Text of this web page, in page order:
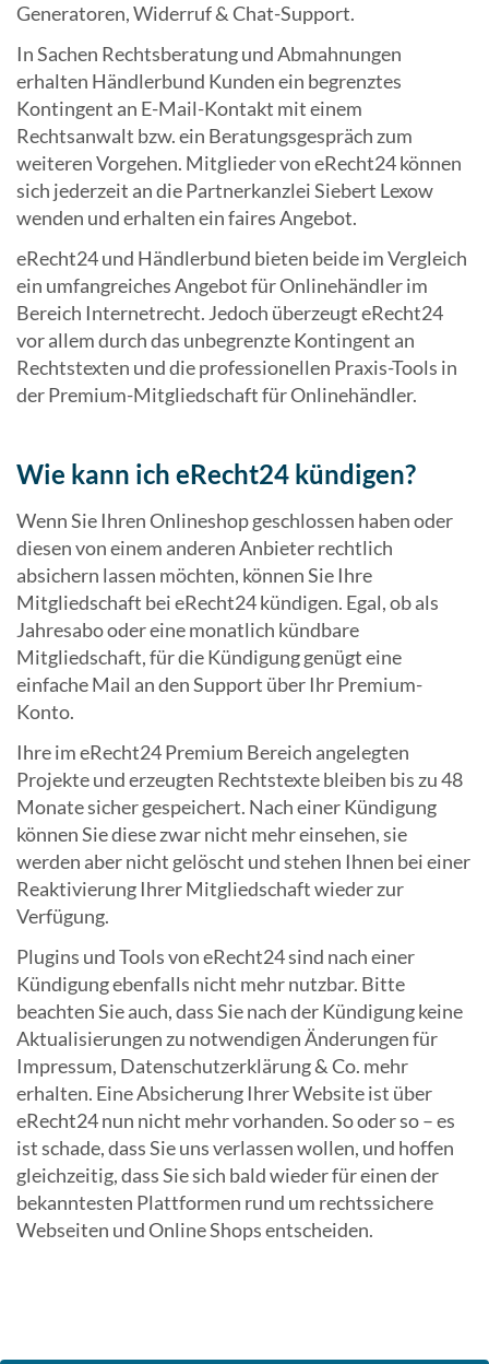
Generatoren, Widerruf & Chat-Support.
In Sachen Rechtsberatung und Abmahnungen
erhalten Händlerbund Kunden ein begrenztes
Kontingent an E-Mail-Kontakt mit einem
Rechtsanwalt bzw. ein Beratungsgespräch zum
weiteren Vorgehen. Mitglieder von eRecht24 können
sich jederzeit an die Partnerkanzlei Siebert Lexow
wenden und erhalten ein faires Angebot.
eRecht24 und Händlerbund bieten beide im Vergleich
ein umfangreiches Angebot für Onlinehändler im
Bereich Internetrecht. Jedoch überzeugt eRecht24
vor allem durch das unbegrenzte Kontingent an
Rechtstexten und die professionellen Praxis-Tools in
der Premium-Mitgliedschaft für Onlinehändler.
Wie kann ich eRecht24 kündigen?
Wenn Sie Ihren Onlineshop geschlossen haben oder
diesen von einem anderen Anbieter rechtlich
absichern lassen möchten, können Sie Ihre
Mitgliedschaft bei eRecht24 kündigen. Egal, ob als
Jahresabo oder eine monatlich kündbare
Mitgliedschaft, für die Kündigung genügt eine
einfache Mail an den Support über Ihr Premium-
Konto.
Ihre im eRecht24 Premium Bereich angelegten
Projekte und erzeugten Rechtstexte bleiben bis zu 48
Monate sicher gespeichert. Nach einer Kündigung
können Sie diese zwar nicht mehr einsehen, sie
werden aber nicht gelöscht und stehen Ihnen bei einer
Reaktivierung Ihrer Mitgliedschaft wieder zur
Verfügung.
Plugins und Tools von eRecht24 sind nach einer
Kündigung ebenfalls nicht mehr nutzbar. Bitte
beachten Sie auch, dass Sie nach der Kündigung keine
Aktualisierungen zu notwendigen Änderungen für
Impressum, Datenschutzerklärung & Co. mehr
erhalten. Eine Absicherung Ihrer Website ist über
eRecht24 nun nicht mehr vorhanden. So oder so – es
ist schade, dass Sie uns verlassen wollen, und hoffen
gleichzeitig, dass Sie sich bald wieder für einen der
bekanntesten Plattformen rund um rechtssichere
Webseiten und Online Shops entscheiden.